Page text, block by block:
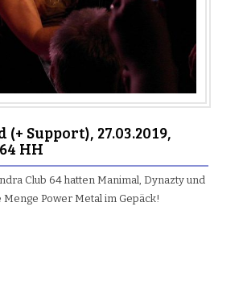
Support), 27.03.2019,
HH
Club 64 hatten Manimal, Dynazty und
Power Metal im Gepäck!